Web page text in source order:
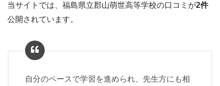
当サイトでは、福島県立郡山萌世高等学校の口コミが2件
公開されています。
自分のペースで学習を進められ、先生方にも相